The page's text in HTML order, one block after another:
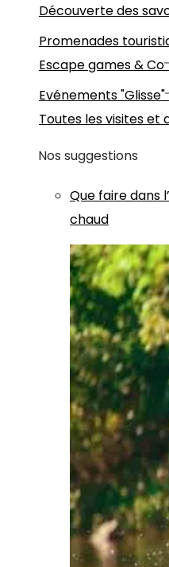
Découverte des
Promenades
Escape games & Co
Evénements "Glisse"
Toutes les visites et
Nos suggestions
Que faire dans
chaud